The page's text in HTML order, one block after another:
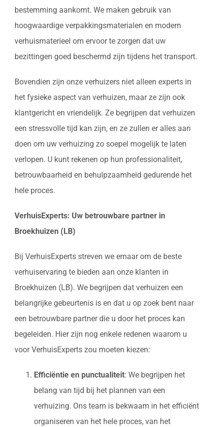
bestemming aankomt. We maken gebruik van
hoogwaardige verpakkingsmaterialen en modern
verhuismaterieel om ervoor te zorgen dat uw
bezittingen goed beschermd zijn tijdens het transport.
Bovendien zijn onze verhuizers niet alleen experts in
het fysieke aspect van verhuizen, maar ze zijn ook
klantgericht en vriendelijk. Ze begrijpen dat verhuizen
een stressvolle tijd kan zijn, en ze zullen er alles aan
doen om uw verhuizing zo soepel mogelijk te laten
verlopen. U kunt rekenen op hun professionaliteit,
betrouwbaarheid en behulpzaamheid gedurende het
hele proces.
VerhuisExperts: Uw betrouwbare partner in
Broekhuizen (LB)
Bij VerhuisExperts streven we ernaar om de beste
verhuiservaring te bieden aan onze klanten in
Broekhuizen (LB). We begrijpen dat verhuizen een
belangrijke gebeurtenis is en dat u op zoek bent naar
een betrouwbare partner die u door het proces kan
begeleiden. Hier zijn nog enkele redenen waarom u
voor VerhuisExperts zou moeten kiezen:
Efficiëntie en punctualiteit: We begrijpen het
belang van tijd bij het plannen van een
verhuizing. Ons team is bekwaam in het efficiënt
organiseren van het hele proces, van het